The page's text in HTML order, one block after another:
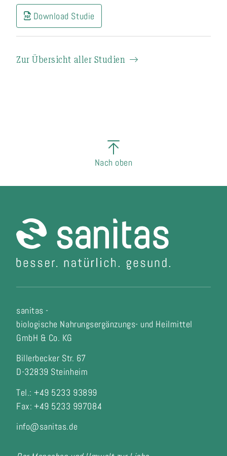
Download Studie
Zur Übersicht aller Studien
Nach oben
sanitas -
biologische Nahrungsergänzungs- und Heilmittel
GmbH & Co. KG
Billerbecker Str. 67
D-32839 Steinheim
Tel.: +49 5233 93899
Fax: +49 5233 997084
info@sanitas.de